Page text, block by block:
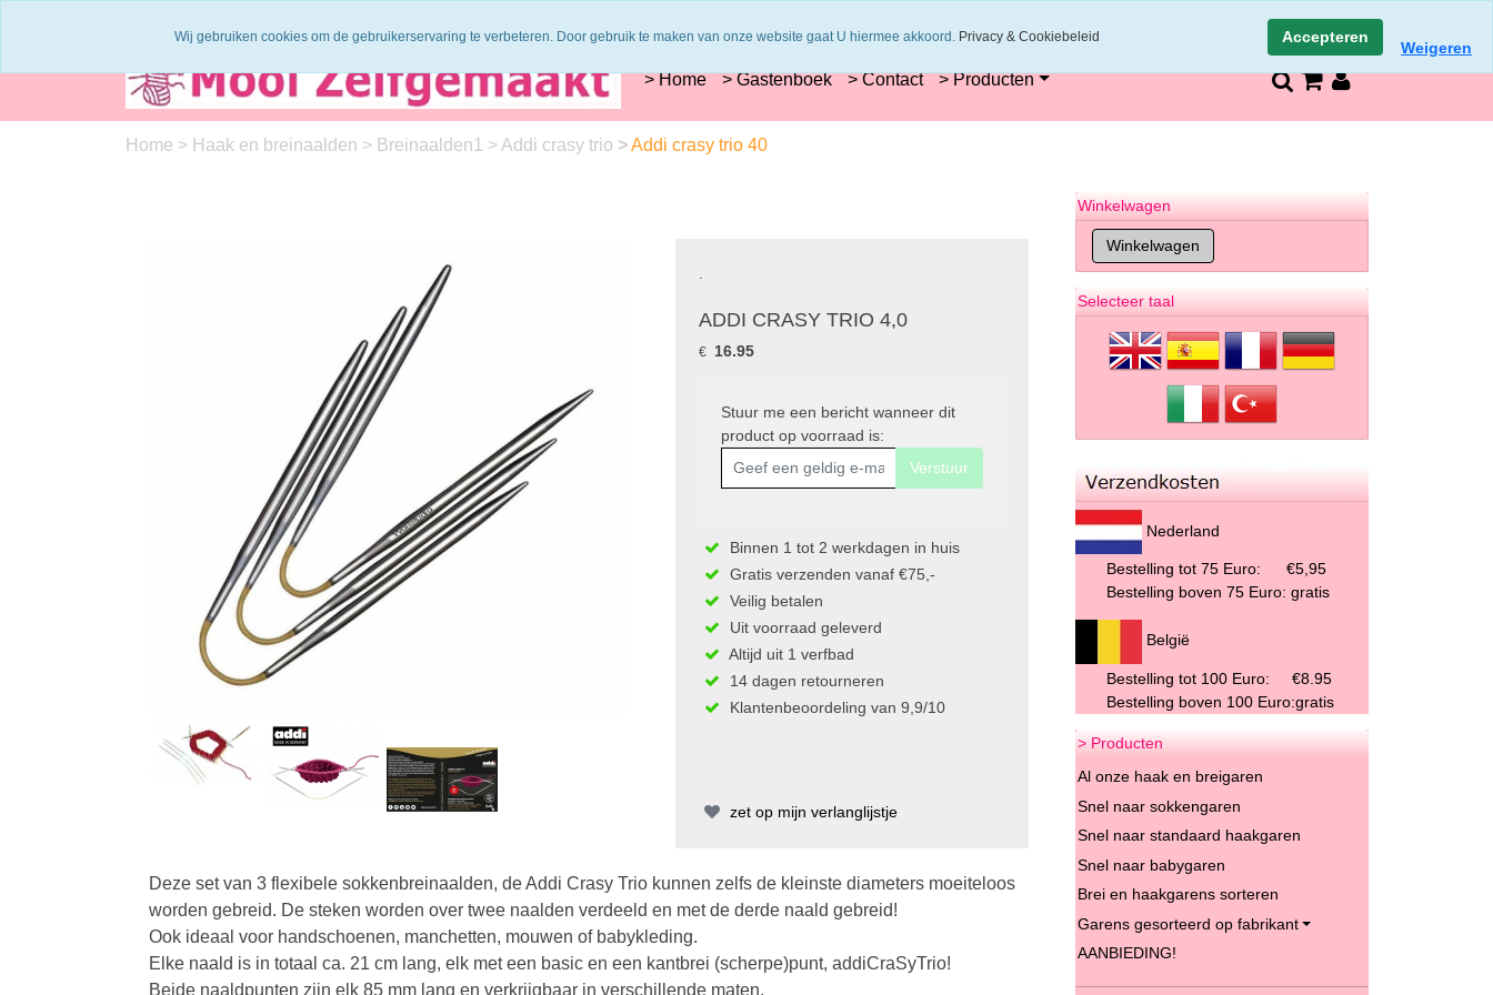
14 dagen retourneren en bedenktijd
> Home > Gastenboek > Contact > Producten
Home > Haak en breinaalden > Breinaalden1 > Addi crasy trio > Addi crasy trio 40
ADDI CRASY TRIO 4,0
€ 16.95
Stuur me een bericht wanneer dit
product op voorraad is:
Verstuur
Binnen 1 tot 2 werkdagen in huis
Gratis verzenden vanaf €75,-
Veilig betalen
Uit voorraad geleverd
Altijd uit 1 verfbad
14 dagen retourneren
Klantenbeoordeling van 9,9/10
zet op mijn verlanglijstje
Deze set van 3 flexibele sokkenbreinaalden, de Addi Crasy Trio kunnen zelfs de kleinste diameters moeiteloos
worden gebreid. De steken worden over twee naalden verdeeld en met de derde naald gebreid!
Ook ideaal voor handschoenen, manchetten, mouwen of babykleding.
Elke naald is in totaal ca. 21 cm lang, elk met een basic en een kantbrei (scherpe)punt, addiCraSyTrio!
Beide naaldpunten zijn elk 85 mm lang en verkrijgbaar in verschillende maten.
Winkelwagen
Selecteer taal
Nederland
Bestelling tot 75 Euro:
€5,95
Bestelling boven 75 Euro: gratis
België
Bestelling tot 100 Euro: €8.95
Bestelling boven 100 Euro:gratis
> Producten
Al onze haak en breigaren
Snel naar sokkengaren
Snel naar standaard haakgaren
Snel naar babygaren
Brei en haakgarens sorteren
Garens gesorteerd op fabrikant
AANBIEDING!
Wij gebruiken cookies om de gebruikerservaring te verbeteren. Door gebruik te maken van onze website gaat U hiermee akkoord. Privacy & Cookiebeleid Accepteren
Weigeren